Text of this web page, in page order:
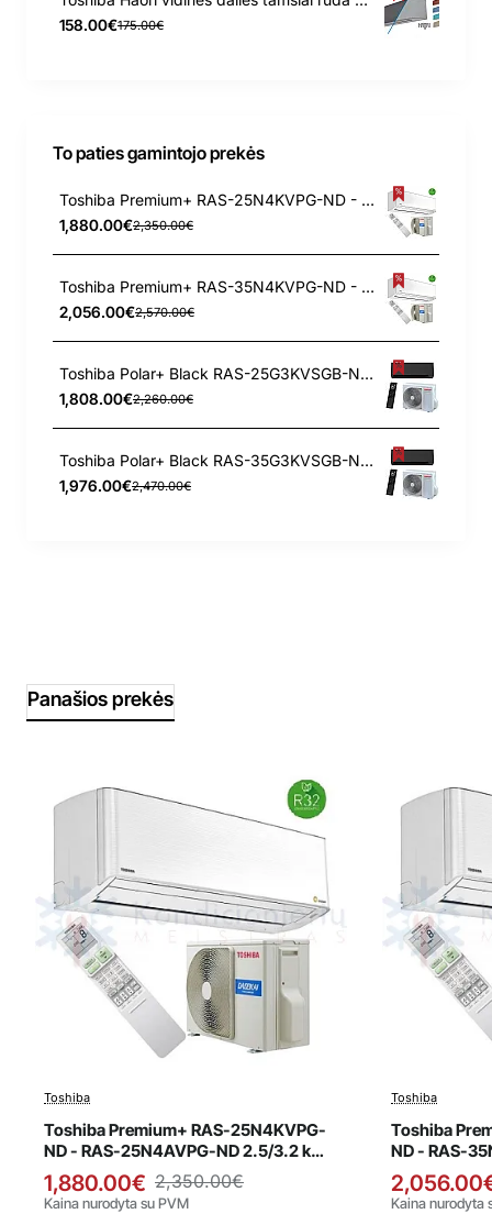
158.00€175.00€
To paties gamintojo prekės
Toshiba Premium+ RAS-25N4KVPG-ND - RAS-25N4AVPG-ND 2.5/3.2 kW šilumos siurblys
1,880.00€2,350.00€
Toshiba Premium+ RAS-35N4KVPG-ND - RAS-35N4AVPG-ND 3.5/4.0 kW šilumos siurblys
2,056.00€2,570.00€
Toshiba Polar+ Black RAS-25G3KVSGB-ND - RAS-25J2AVSG-ND1 2.8/3.2 kW šilumos siurblys
1,808.00€2,260.00€
Toshiba Polar+ Black RAS-35G3KVSGB-ND - RAS-35J2AVSG-ND1 3.5/4.2 kW šilumos siurblys
1,976.00€2,470.00€
Panašios prekės
Išpardavimas
Toshiba
Toshiba Premium+ RAS-25N4KVPG-
ND - RAS-25N4AVPG-ND 2.5/3.2 kW
šilumos siurblys
1,880.00€ 2,350.00€
Kaina nurodyta su PVM
Toshiba
Toshiba
ND - RAS-
šilumos
Kaina nurodyta